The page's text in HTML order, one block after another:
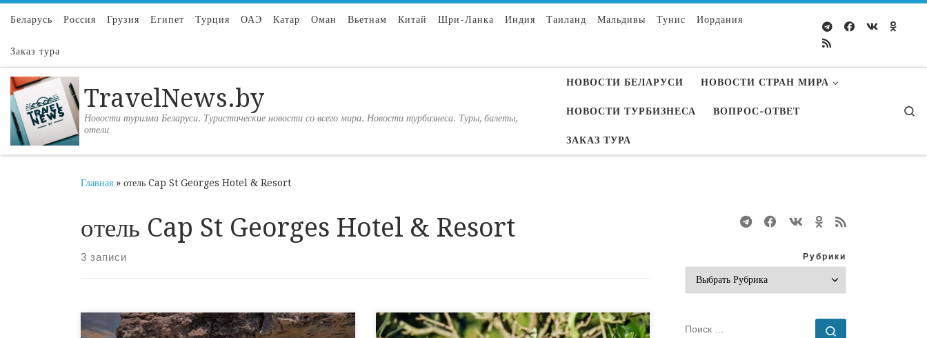
Перейти к содержимому
Беларусь Россия Грузия Египет Турция ОАЭ Катар Оман Вьетнам Китай Шри-Ланка Индия Таиланд Мальдивы Тунис Иордания
Заказ тура
TravelNews.by
Новости туризма Беларуси. Туристические новости со всего мира. Новости турбизнеса. Туры, билеты,
отели
НОВОСТИ БЕЛАРУСИ НОВОСТИ СТРАН МИРА
НОВОСТИ ТУРБИЗНЕСА ВОПРОС-ОТВЕТ
ЗАКАЗ ТУРА
Главная » отель Cap St Georges Hotel & Resort
отель Cap St Georges Hotel & Resort
3 записи Рубрики
ПОИСК